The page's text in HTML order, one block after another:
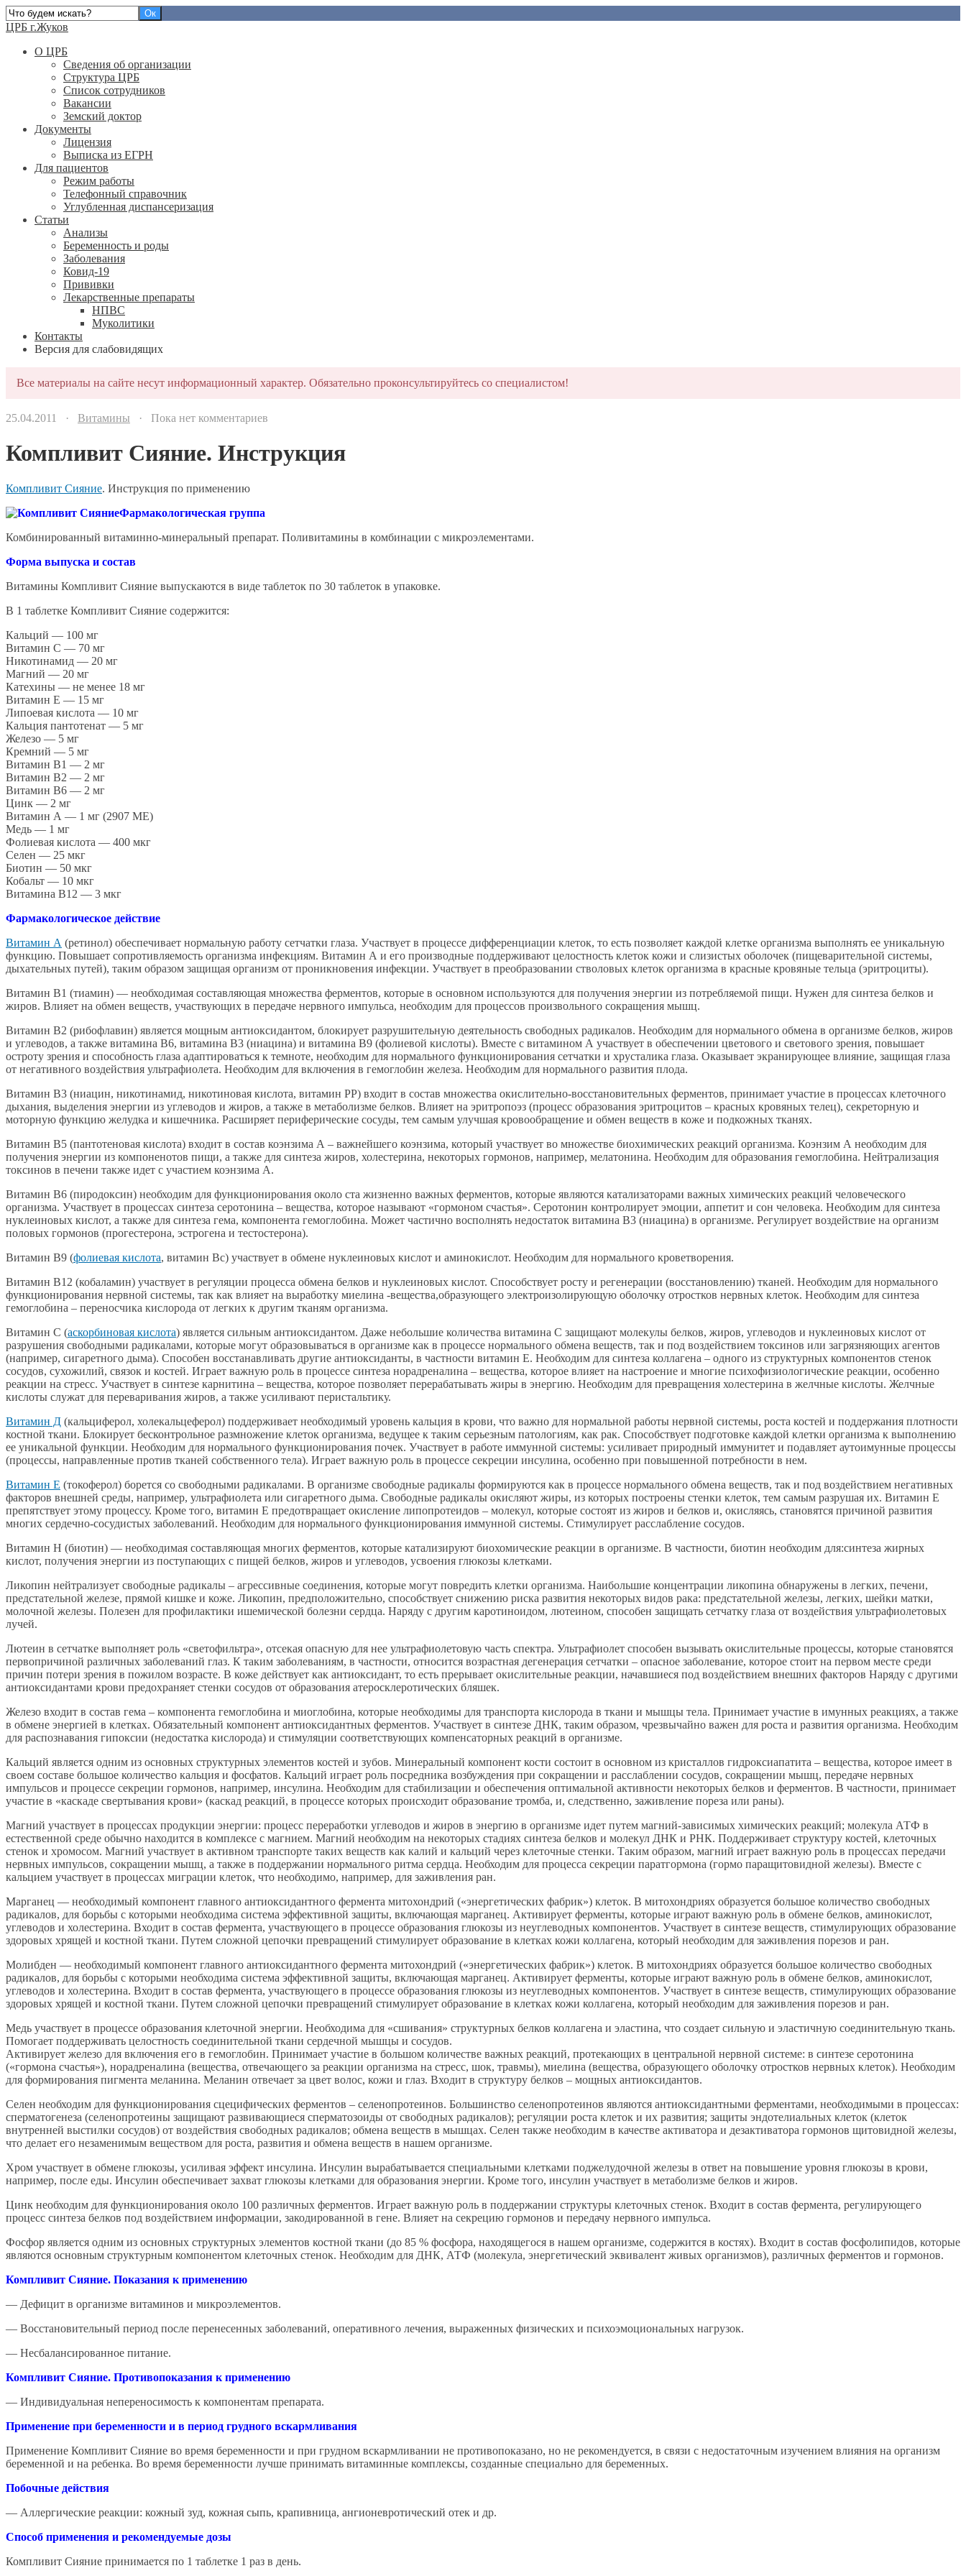
ЦРБ г.Жуков
О ЦРБ
Сведения об организации
Структура ЦРБ
Список сотрудников
Вакансии
Земский доктор
Документы
Лицензия
Выписка из ЕГРН
Для пациентов
Режим работы
Телефонный справочник
Углубленная диспансеризация
Статьи
Анализы
Беременность и роды
Заболевания
Ковид-19
Прививки
Лекарственные препараты
НПВС
Муколитики
Контакты
Версия для слабовидящих
Все материалы на сайте несут информационный характер. Обязательно проконсультируйтесь со специалистом!
25.04.2011 · Витамины · Пока нет комментариев
Компливит Сияние. Инструкция
Компливит Сияние. Инструкция по применению
Фармакологическая группа
Комбинированный витаминно-минеральный препарат. Поливитамины в комбинации с микроэлементами.
Форма выпуска и состав
Витамины Компливит Сияние выпускаются в виде таблеток по 30 таблеток в упаковке.
В 1 таблетке Компливит Сияние содержится:
Кальций — 100 мг
Витамин С — 70 мг
Никотинамид — 20 мг
Магний — 20 мг
Катехины — не менее 18 мг
Витамин Е — 15 мг
Липоевая кислота — 10 мг
Кальция пантотенат — 5 мг
Железо — 5 мг
Кремний — 5 мг
Витамин В1 — 2 мг
Витамин В2 — 2 мг
Витамин В6 — 2 мг
Цинк — 2 мг
Витамин А — 1 мг (2907 МЕ)
Медь — 1 мг
Фолиевая кислота — 400 мкг
Селен — 25 мкг
Биотин — 50 мкг
Кобальт — 10 мкг
Витамина В12 — 3 мкг
Фармакологическое действие
Витамин А (ретинол) обеспечивает нормальную работу сетчатки глаза. Участвует в процессе дифференциации клеток, то есть позволяет каждой клетке организма выполнять ее уникальную
функцию. Повышает сопротивляемость организма инфекциям. Витамин А и его производные поддерживают целостность клеток кожи и слизистых оболочек (пищеварительной системы,
дыхательных путей), таким образом защищая организм от проникновения инфекции. Участвует в преобразовании стволовых клеток организма в красные кровяные тельца (эритроциты).
Витамин В1 (тиамин) — необходимая составляющая множества ферментов, которые в основном используются для получения энергии из потребляемой пищи. Нужен для синтеза белков и
жиров. Влияет на обмен веществ, участвующих в передаче нервного импульса, необходим для процессов произвольного сокращения мышц.
Витамин В2 (рибофлавин) является мощным антиоксидантом, блокирует разрушительную деятельность свободных радикалов. Необходим для нормального обмена в организме белков, жиров
и углеводов, а также витамина В6, витамина В3 (ниацина) и витамина В9 (фолиевой кислоты). Вместе с витамином А участвует в обеспечении цветового и светового зрения, повышает
остроту зрения и способность глаза адаптироваться к темноте, необходим для нормального функционирования сетчатки и хрусталика глаза. Оказывает экранирующее влияние, защищая глаза
от негативного воздействия ультрафиолета. Необходим для включения в гемоглобин железа. Необходим для нормального развития плода.
Витамин В3 (ниацин, никотинамид, никотиновая кислота, витамин РР) входит в состав множества окислительно-восстановительных ферментов, принимает участие в процессах клеточного
дыхания, выделения энергии из углеводов и жиров, а также в метаболизме белков. Влияет на эритропоэз (процесс образования эритроцитов – красных кровяных телец), секреторную и
моторную функцию желудка и кишечника. Расширяет периферические сосуды, тем самым улучшая кровообращение и обмен веществ в коже и подкожных тканях.
Витамин В5 (пантотеновая кислота) входит в состав коэнзима А – важнейшего коэнзима, который участвует во множестве биохимических реакций организма. Коэнзим А необходим для
получения энергии из компоненотов пищи, а также для синтеза жиров, холестерина, некоторых гормонов, например, мелатонина. Необходим для образования гемоглобина. Нейтрализация
токсинов в печени также идет с участием коэнзима А.
Витамин В6 (пиродоксин) необходим для функционирования около ста жизненно важных ферментов, которые являются катализаторами важных химических реакций человеческого
организма. Участвует в процессах синтеза серотонина – вещества, которое называют «гормоном счастья». Серотонин контролирует эмоции, аппетит и сон человека. Необходим для синтеза
нуклеиновых кислот, а также для синтеза гема, компонента гемоглобина. Может частично восполнять недостаток витамина В3 (ниацина) в организме. Регулирует воздействие на организм
половых гормонов (прогестерона, эстрогена и тестостерона).
Витамин В9 (фолиевая кислота, витамин Вс) участвует в обмене нуклеиновых кислот и аминокислот. Необходим для нормального кроветворения.
Витамин В12 (кобаламин) участвует в регуляции процесса обмена белков и нуклеиновых кислот. Способствует росту и регенерации (восстановлению) тканей. Необходим для нормального
функционирования нервной системы, так как влияет на выработку миелина -вещества,образующего электроизолирующую оболочку отростков нервных клеток. Необходим для синтеза
гемоглобина – переносчика кислорода от легких к другим тканям организма.
Витамин С (аскорбиновая кислота) является сильным антиоксидантом. Даже небольшие количества витамина С защищают молекулы белков, жиров, углеводов и нуклеиновых кислот от
разрушения свободными радикалами, которые могут образовываться в организме как в процессе нормального обмена веществ, так и под воздействием токсинов или загрязняющих агентов
(например, сигаретного дыма). Способен восстанавливать другие антиоксиданты, в частности витамин Е. Необходим для синтеза коллагена – одного из структурных компонентов стенок
сосудов, сухожилий, связок и костей. Играет важную роль в процессе синтеза норадреналина – вещества, которое влияет на настроение и многие психофизиологические реакции, особенно
реакции на стресс. Участвует в синтезе карнитина – вещества, которое позволяет перерабатывать жиры в энергию. Необходим для превращения холестерина в желчные кислоты. Желчные
кислоты служат для переваривания жиров, а также усиливают перистальтику.
Витамин Д (кальциферол, холекальцеферол) поддерживает необходимый уровень кальция в крови, что важно для нормальной работы нервной системы, роста костей и поддержания плотности
костной ткани. Блокирует бесконтрольное размножение клеток организма, ведущее к таким серьезным патологиям, как рак. Способствует подготовке каждой клетки организма к выполнению
ее уникальной функции. Необходим для нормального функционирования почек. Участвует в работе иммунной системы: усиливает природный иммунитет и подавляет аутоимунные процессы
(процессы, направленные против тканей собственного тела). Играет важную роль в процессе секреции инсулина, особенно при повышенной потребности в нем.
Витамин Е (токоферол) борется со свободными радикалами. В организме свободные радикалы формируются как в процессе нормального обмена веществ, так и под воздействием негативных
факторов внешней среды, например, ультрафиолета или сигаретного дыма. Свободные радикалы окисляют жиры, из которых построены стенки клеток, тем самым разрушая их. Витамин Е
препятствует этому процессу. Кроме того, витамин Е предотвращает окисление липопротеидов – молекул, которые состоят из жиров и белков и, окисляясь, становятся причиной развития
многих сердечно-сосудистых заболеваний. Необходим для нормального функционирования иммунной системы. Стимулирует расслабление сосудов.
Витамин Н (биотин) — необходимая составляющая многих ферментов, которые катализируют биохомические реакции в организме. В частности, биотин необходим для:синтеза жирных
кислот, получения энергии из поступающих с пищей белков, жиров и углеводов, усвоения глюкозы клетками.
Ликопин нейтрализует свободные радикалы – агрессивные соединения, которые могут повредить клетки организма. Наибольшие концентрации ликопина обнаружены в легких, печени,
предстательной железе, прямой кишке и коже. Ликопин, предположительно, способствует снижению риска развития некоторых видов рака: предстательной железы, легких, шейки матки,
молочной железы. Полезен для профилактики ишемической болезни сердца. Наряду с другим каротиноидом, лютеином, способен защищать сетчатку глаза от воздействия ультрафиолетовых
лучей.
Лютеин в сетчатке выполняет роль «светофильтра», отсекая опасную для нее ультрафиолетовую часть спектра. Ультрафиолет способен вызывать окислительные процессы, которые становятся
первопричиной различных заболеваний глаз. К таким заболеваниям, в частности, относится возрастная дегенерация сетчатки – опасное заболевание, которое стоит на первом месте среди
причин потери зрения в пожилом возрасте. В коже действует как антиоксидант, то есть прерывает окислительные реакции, начавшиеся под воздействием внешних факторов Наряду с другими
антиоксидантами крови предохраняет стенки сосудов от образования атеросклеротических бляшек.
Железо входит в состав гема – компонента гемоглобина и миоглобина, которые необходимы для транспорта кислорода в ткани и мышцы тела. Принимает участие в имунных реакциях, а также
в обмене энергией в клетках. Обязательный компонент антиоксидантных ферментов. Участвует в синтезе ДНК, таким образом, чрезвычайно важен для роста и развития организма. Необходим
для распознавания гипоксии (недостатка кислорода) и стимуляции соответствующих компенсаторных реакций в организме.
Кальций является одним из основных структурных элементов костей и зубов. Минеральный компонент кости состоит в основном из кристаллов гидроксиапатита – вещества, которое имеет в
своем составе большое количество кальция и фосфатов. Кальций играет роль посредника возбуждения при сокращении и расслаблении сосудов, сокращении мышц, передаче нервных
импульсов и процессе секреции гормонов, например, инсулина. Необходим для стабилизации и обеспечения оптимальной активности некоторых белков и ферментов. В частности, принимает
участие в «каскаде свертывания крови» (каскад реакций, в процессе которых происходит образование тромба, и, следственно, заживление пореза или раны).
Магний участвует в процессах продукции энергии: процесс переработки углеводов и жиров в энергию в организме идет путем магний-зависимых химических реакций; молекула АТФ в
естественной среде обычно находится в комплексе с магнием. Магний необходим на некоторых стадиях синтеза белков и молекул ДНК и РНК. Поддерживает структуру костей, клеточных
стенок и хромосом. Магний участвует в активном транспорте таких веществ как калий и кальций через клеточные стенки. Таким образом, магний играет важную роль в процессах передачи
нервных импульсов, сокращении мышц, а также в поддержании нормального ритма сердца. Необходим для процесса секреции паратгормона (гормо паращитовидной железы). Вместе с
кальцием участвует в процессах миграции клеток, что необходимо, например, для заживления ран.
Марганец — необходимый компонент главного антиоксидантного фермента митохондрий («энергетических фабрик») клеток. В митохондриях образуется большое количество свободных
радикалов, для борьбы с которыми необходима система эффективной защиты, включающая марганец. Активирует ферменты, которые играют важную роль в обмене белков, аминокислот,
углеводов и холестерина. Входит в состав фермента, участвующего в процессе образования глюкозы из неуглеводных компонентов. Участвует в синтезе веществ, стимулирующих образование
здоровых хрящей и костной ткани. Путем сложной цепочки превращений стимулирует образование в клетках кожи коллагена, который необходим для заживления порезов и ран.
Молибден — необходимый компонент главного антиоксидантного фермента митохондрий («энергетических фабрик») клеток. В митохондриях образуется большое количество свободных
радикалов, для борьбы с которыми необходима система эффективной защиты, включающая марганец. Активирует ферменты, которые играют важную роль в обмене белков, аминокислот,
углеводов и холестерина. Входит в состав фермента, участвующего в процессе образования глюкозы из неуглеводных компонентов. Участвует в синтезе веществ, стимулирующих образование
здоровых хрящей и костной ткани. Путем сложной цепочки превращений стимулирует образование в клетках кожи коллагена, который необходим для заживления порезов и ран.
Медь участвует в процессе образования клеточной энергии. Необходима для «сшивания» структурных белков коллагена и эластина, что создает сильную и эластичную соединительную ткань.
Помогает поддерживать целостность соединительной ткани сердечной мышцы и сосудов.
Активирует железо для включения его в гемоглобин. Принимает участие в большом количестве важных реакций, протекающих в центральной нервной системе: в синтезе серотонина
(«гормона счастья»), норадреналина (вещества, отвечающего за реакции организма на стресс, шок, травмы), миелина (вещества, образующего оболочку отростков нервных клеток). Необходим
для формирования пигмента меланина. Меланин отвечает за цвет волос, кожи и глаз. Входит в структуру белков – мощных антиоксидантов.
Селен необходим для функционирования сцецифических ферментов – селенопротеинов. Большинство селенопротеинов являются антиоксидантными ферментами, необходимыми в процессах:
сперматогенеза (селенопротеины защищают развивающиеся сперматозоиды от свободных радикалов); регуляции роста клеток и их развития; защиты эндотелиальных клеток (клеток
внутренней выстилки сосудов) от воздействия свободных радикалов; обмена веществ в мышцах. Селен также необходим в качестве активатора и дезактиватора гормонов щитовидной железы,
что делает его незаменимым веществом для роста, развития и обмена веществ в нашем организме.
Хром участвует в обмене глюкозы, усиливая эффект инсулина. Инсулин вырабатывается специальными клетками поджелудочной железы в ответ на повышение уровня глюкозы в крови,
например, после еды. Инсулин обеспечивает захват глюкозы клетками для образования энергии. Кроме того, инсулин участвует в метаболизме белков и жиров.
Цинк необходим для функционирования около 100 различных ферментов. Играет важную роль в поддержании структуры клеточных стенок. Входит в состав фермента, регулирующего
процесс синтеза белков под воздействием информации, закодированной в гене. Влияет на секрецию гормонов и передачу нервного импульса.
Фосфор является одним из основных структурных элементов костной ткани (до 85 % фосфора, находящегося в нашем организме, содержится в костях). Входит в состав фосфолипидов, которые
являются основным структурным компонентом клеточных стенок. Необходим для ДНК, АТФ (молекула, энергетический эквивалент живых организмов), различных ферментов и гормонов.
Компливит Сияние. Показания к применению
— Дефицит в организме витаминов и микроэлементов.
— Восстановительный период после перенесенных заболеваний, оперативного лечения, выраженных физических и психоэмоциональных нагрузок.
— Несбалансированное питание.
Компливит Сияние. Противопоказания к применению
— Индивидуальная непереносимость к компонентам препарата.
Применение при беременности и в период грудного вскармливания
Применение Компливит Сияние во время беременности и при грудном вскармливании не противопоказано, но не рекомендуется, в связи с недостаточным изучением влияния на организм
беременной и на ребенка. Во время беременности лучше принимать витаминные комплексы, созданные специально для беременных.
Побочные действия
— Аллергические реакции: кожный зуд, кожная сыпь, крапивница, ангионевротический отек и др.
Способ применения и рекомендуемые дозы
Компливит Сияние принимается по 1 таблетке 1 раз в день.